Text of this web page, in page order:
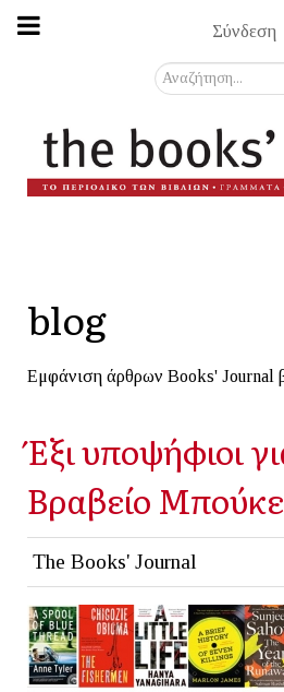
Σύνδεση
Αναζήτηση...
blog
Εμφάνιση άρθρων Books' Journal
Έξι υποψήφιοι
Βραβείο
The Books' Journal